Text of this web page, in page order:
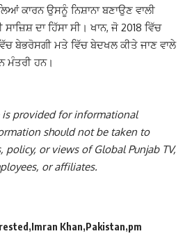
ਕਾਰਨ ਉਸਨੂੰ ਨਿਸ਼ਾਨਾ ਬਣਾਉਣ ਵਾਲੀ
ਦਾ ਹਿੱਸਾ ਸੀ। ਖਾਨ, ਜੋ 2018 ਵਿੱਚ
ਬੇਭਰੋਸਗੀ ਮਤੇ ਵਿੱਚ ਬੇਦਖਲ ਕੀਤੇ ਜਾਣ ਵਾਲੇ
ਮੰਤਰੀ ਹਨ।
is provided for informational
should not be taken to
policy, or views of Global Punjab TV,
or affiliates.
Imran Khan Pakistan pm